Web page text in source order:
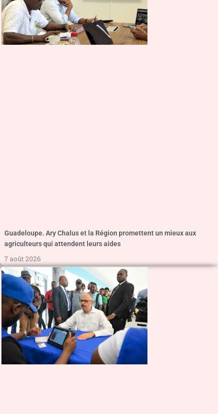
Guadeloupe. Ary Chalus et la Région promettent un mieux aux
agriculteurs qui attendent leurs aides
7 août 2026